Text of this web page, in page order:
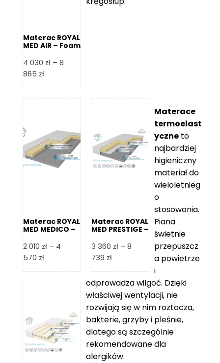
Materac ROYAL
MED AIR – Foam
4 030 zł – 8
865 złZakres
od
do
8
865 zł
Materac ROYAL
MED MEDICO –
2 010 zł – 4
570 złZakres
od
4
570 zł
Materac ROYAL
MED PRESTIGE –
3 360 zł – 8
739 złZakres
od
3
360 zł
do
8
739 zł
Materace
termoelast
yczne to
najbardziej
higieniczny
materiał do
wieloletnieg
o
stosowania.
Piana
świetnie
przepuszcz
a powietrze
i
odprowadza wilgoć. Dzięki
właściwej wentylacji, nie
rozwijają się w nim roztocza,
bakterie, grzyby i pleśnie,
dlatego są szczególnie
rekomendowane dla
alergików.